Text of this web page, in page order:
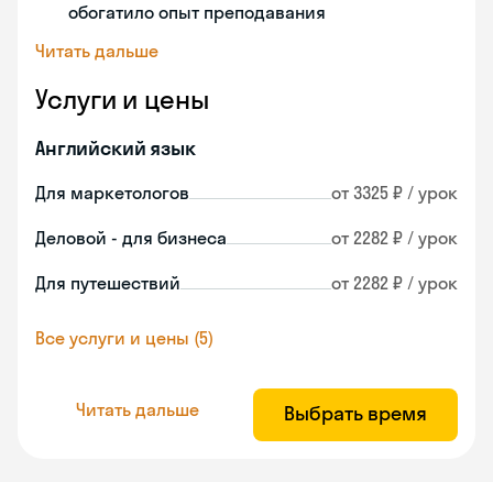
обогатило опыт преподавания
Читать дальше
Услуги и цены
Английский язык
Для маркетологов от 3325 ₽ / урок
Деловой - для бизнеса от 2282 ₽ / урок
Для путешествий от 2282 ₽ / урок
Все услуги и цены (5)
Читать дальше Выбрать время